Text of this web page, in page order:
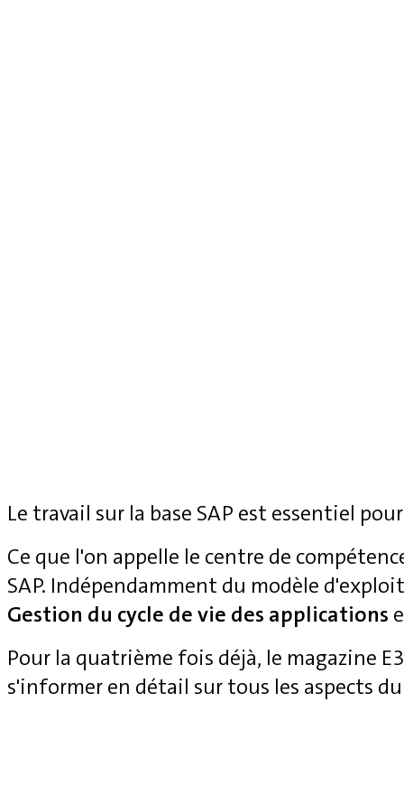
Le travail sur la base SAP est essentiel
Ce que l'on appelle le centre de
SAP. Indépendamment du modèle
Gestion du cycle de vie des applications
Pour la quatrième fois déjà, le magazine
s'informer en détail sur tous les aspects